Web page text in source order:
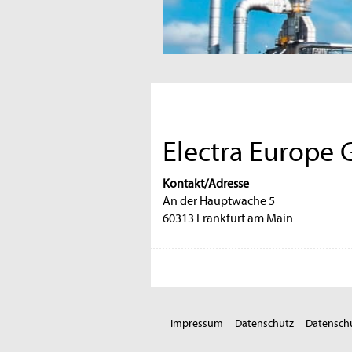
Electra Europe
Kontakt/Adresse
An der Hauptwache 5
60313 Frankfurt am Main
Impressum Datenschutz